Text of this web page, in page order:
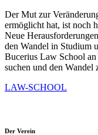
Der Mut zur
ermöglicht hat, ist noch
Neue
den Wandel in Studium
Bucerius Law School an
suchen und den Wandel
LAW-SCHOOL
Der Verein